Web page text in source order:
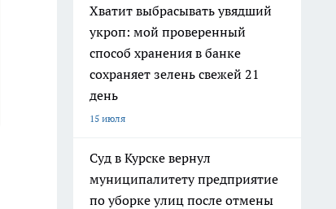
Хватит выбрасывать увядший
укроп: мой проверенный
способ хранения в банке
сохраняет зелень свежей 21
день
15 июля
Суд в Курске вернул
муниципалитету предприятие
по уборке улиц после отмены